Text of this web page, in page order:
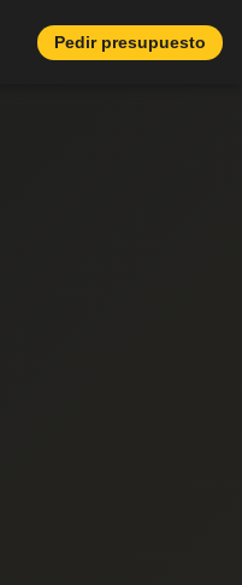
Pedir presupuesto